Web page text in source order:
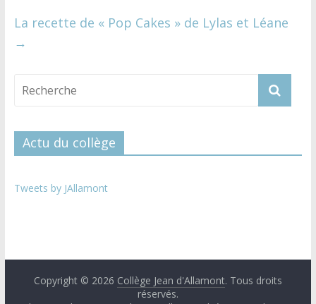
La recette de « Pop Cakes » de Lylas et Léane
→
Actu du collège
Tweets by JAllamont
Copyright © 2026 Collège Jean d'Allamont. Tous droits
réservés.